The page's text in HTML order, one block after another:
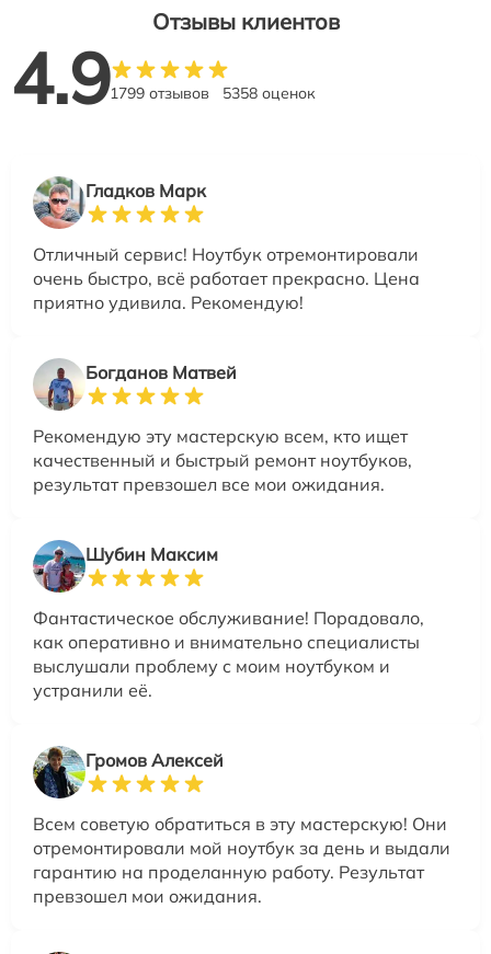
Отзывы клиентов
4.91799 отзывов 5358 оценок
Гладков Марк
Отличный сервис! Ноутбук отремонтировали
очень быстро, всё работает прекрасно. Цена
приятно удивила. Рекомендую!
Богданов Матвей
Рекомендую эту мастерскую всем, кто ищет
качественный и быстрый ремонт ноутбуков,
результат превзошел все мои ожидания.
Шубин Максим
Фантастическое обслуживание! Порадовало,
как оперативно и внимательно специалисты
выслушали проблему с моим ноутбуком и
устранили её.
Громов Алексей
Всем советую обратиться в эту мастерскую! Они
отремонтировали мой ноутбук за день и выдали
гарантию на проделанную работу. Результат
превзошел мои ожидания.